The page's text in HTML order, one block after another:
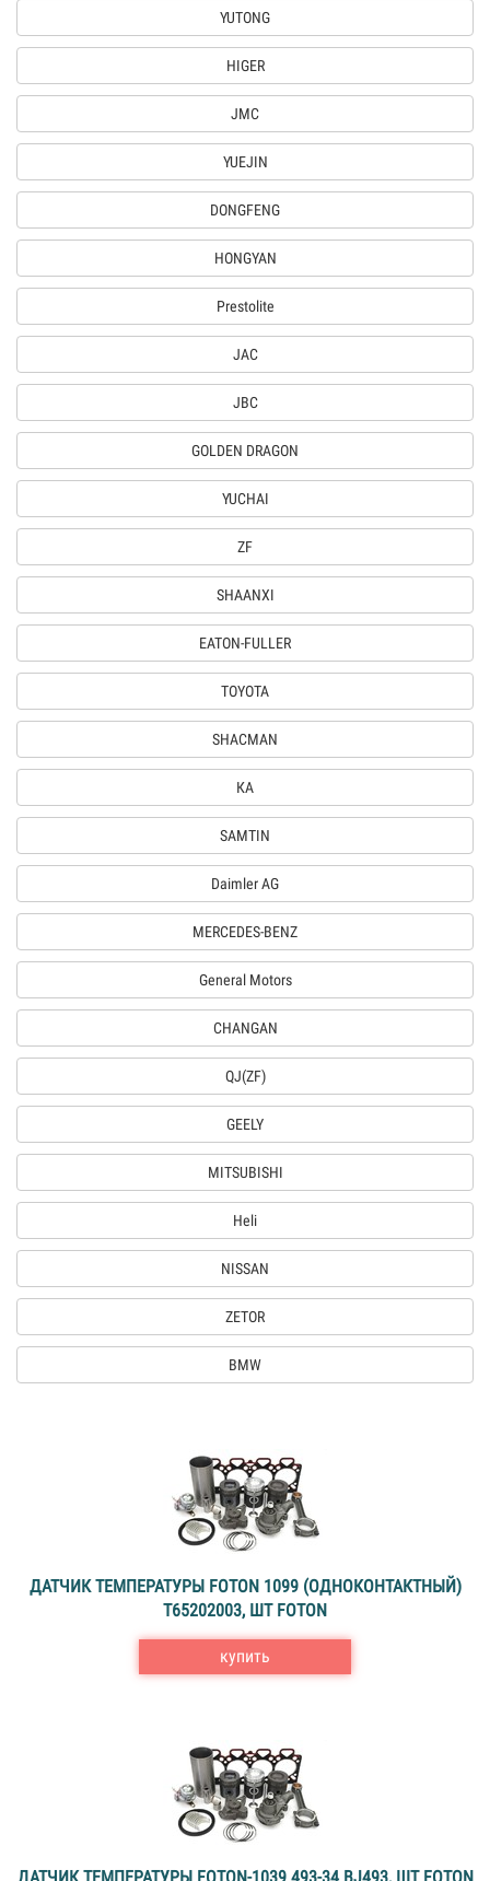
YUTONG
HIGER
JMC
YUEJIN
DONGFENG
HONGYAN
Prestolite
JAC
JBC
GOLDEN DRAGON
YUCHAI
ZF
SHAANXI
EATON-FULLER
TOYOTA
SHACMAN
КА
SAMTIN
Daimler AG
MERCEDES-BENZ
General Motors
CHANGAN
QJ(ZF)
GEELY
MITSUBISHI
Heli
NISSAN
ZETOR
BMW
ДАТЧИК ТЕМПЕРАТУРЫ FOTON 1099 (ОДНОКОНТАКТНЫЙ)
Т65202003, ШТ FOTON
купить